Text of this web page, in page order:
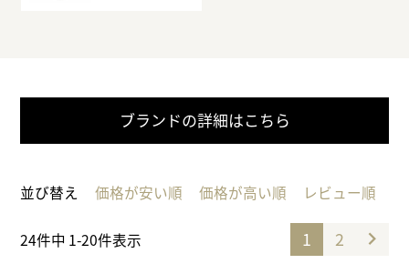
ブランドの詳細はこちら
並び替え 価格が安い順 価格が高い順 レビュー順
24件中 1-20件表示 1 2